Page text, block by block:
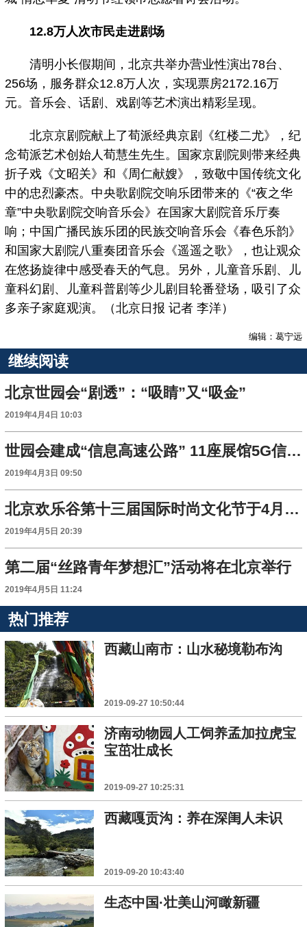
12.8万人次市民走进剧场
清明小长假期间，北京共举办营业性演出78台、
256场，服务群众12.8万人次，实现票房2172.16万
元。音乐会、话剧、戏剧等艺术演出精彩呈现。
北京京剧院献上了荀派经典京剧《红楼二尤》，纪
念荀派艺术创始人荀慧生先生。国家京剧院则带来经典
折子戏《文昭关》和《周仁献嫂》，致敬中国传统文化
中的忠烈豪杰。中央歌剧院交响乐团带来的《“夜之华
章”中央歌剧院交响音乐会》在国家大剧院音乐厅奏
响；中国广播民族乐团的民族交响音乐会《春色乐韵》
和国家大剧院八重奏团音乐会《遥遥之歌》，也让观众
在悠扬旋律中感受春天的气息。另外，儿童音乐剧、儿
童科幻剧、儿童科普剧等少儿剧目轮番登场，吸引了众
多亲子家庭观演。（北京日报 记者 李洋）
编辑：葛宁远
继续阅读
北京世园会“剧透”：“吸睛”又“吸金”
2019年4月4日 10:03
世园会建成“信息高速公路” 11座展馆5G信号全覆盖
2019年4月3日 09:50
北京欢乐谷第十三届国际时尚文化节于4月5日开幕
2019年4月5日 20:39
第二届“丝路青年梦想汇”活动将在北京举行
2019年4月5日 11:24
热门推荐
西藏山南市：山水秘境勒布沟
2019-09-27 10:50:44
济南动物园人工饲养孟加拉虎宝
宝茁壮成长
2019-09-27 10:25:31
西藏嘎贡沟：养在深闺人未识
2019-09-20 10:43:40
生态中国·壮美山河瞰新疆